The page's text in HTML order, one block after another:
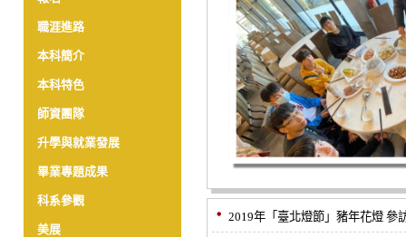
職涯進路
本科簡介
本科特色
師資團隊
升學與就業發展
畢業專題成果
科系參觀
美展
2019年「臺北燈節」豬年花燈 參